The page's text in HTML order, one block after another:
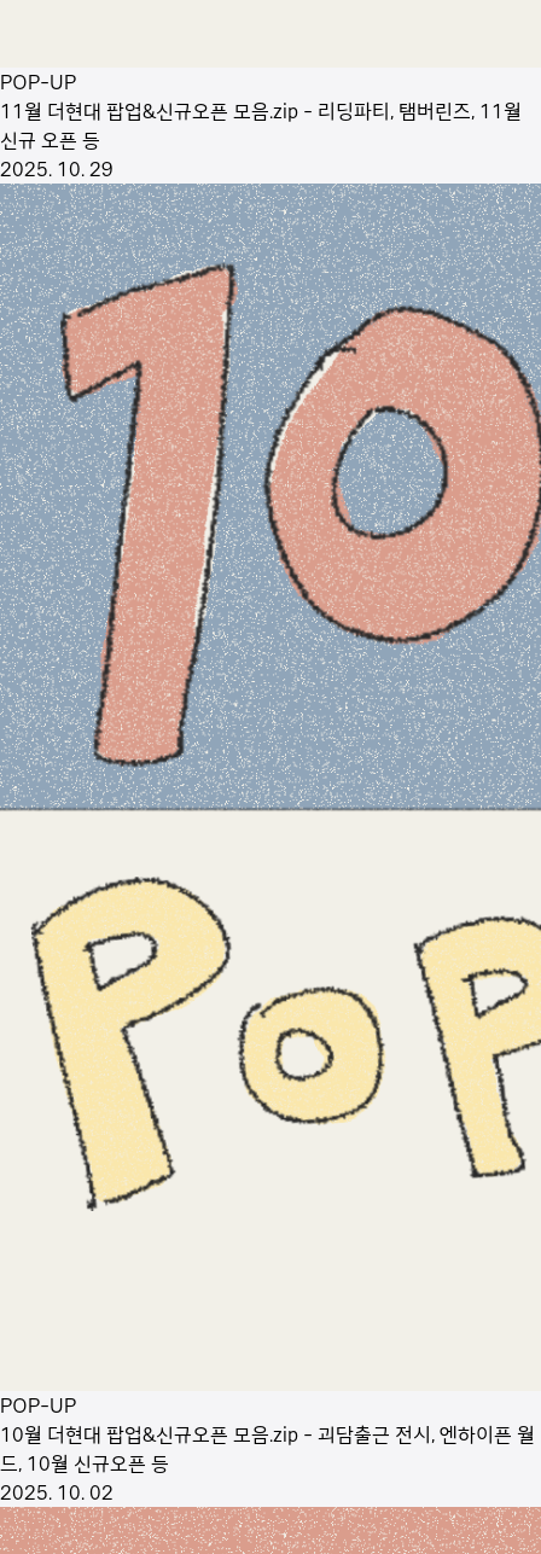
POP-UP
11월 더현대 팝업&신규오픈 모음.zip - 리딩파티, 탬버린즈, 11월
신규 오픈 등
2025. 10. 29
POP-UP
10월 더현대 팝업&신규오픈 모음.zip - 괴담출근 전시, 엔하이픈 월
드, 10월 신규오픈 등
2025. 10. 02